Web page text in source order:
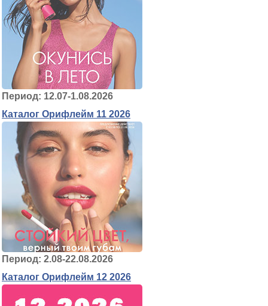
Период: 12.07-1.08.2026
Каталог Орифлейм 11 2026
Период: 2.08-22.08.2026
Каталог Орифлейм 12 2026